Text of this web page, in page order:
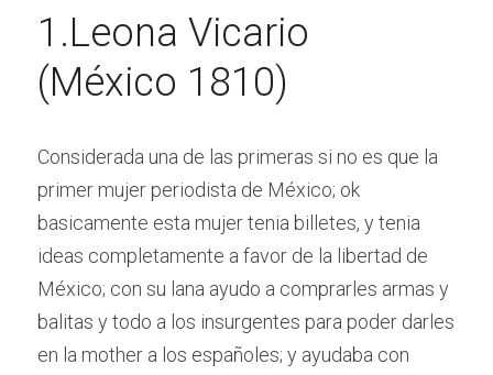
1.Leona Vicario
(México 1810)
Considerada una de las primeras si no es que la
primer mujer periodista de México; ok
basicamente esta mujer tenia billetes, y tenia
ideas completamente a favor de la libertad de
México; con su lana ayudo a comprarles armas y
balitas y todo a los insurgentes para poder darles
en la mother a los españoles; y ayudaba con